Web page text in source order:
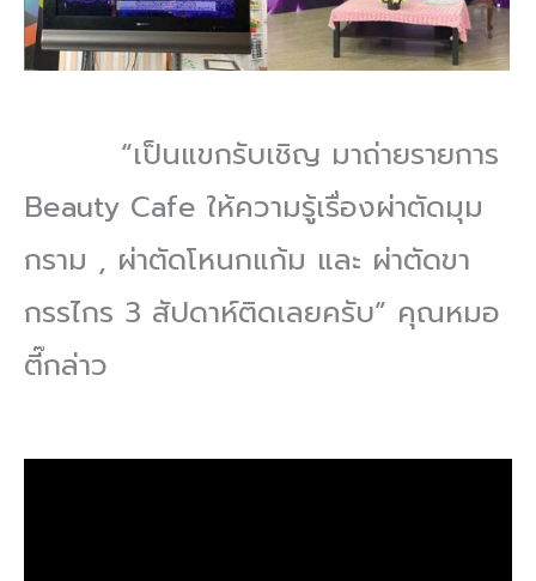
“เป็นแขกรับเชิญ มาถ่ายรายการ
Beauty Cafe ให้ความรู้เรื่องผ่าตัดมุม
กราม , ผ่าตัดโหนกแก้ม และ ผ่าตัดขา
กรรไกร 3 สัปดาห์ติดเลยครับ” คุณหมอ
ตี๊กล่าว